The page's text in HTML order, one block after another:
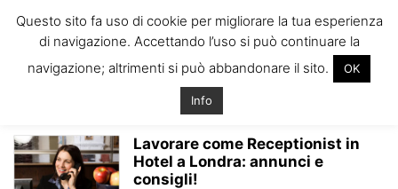
ITALIANI A
LONDRA
Il blog degli Italiani nella rebel city
Home Tags Lavoro per italiani londra
lavoro per italiani londra
Lavorare come Receptionist in
Hotel a Londra: annunci e
consigli!
Questo sito fa uso di cookie per migliorare la tua esperienza
di navigazione. Accettando l’uso si può continuare la
navigazione; altrimenti si può abbandonare il sito.
OK
Info